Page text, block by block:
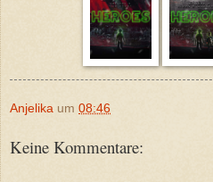
Anjelika um 08:46
Keine Kommentare: